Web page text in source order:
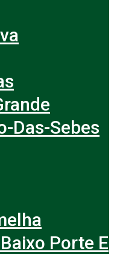
Das-Sebes
Porte E